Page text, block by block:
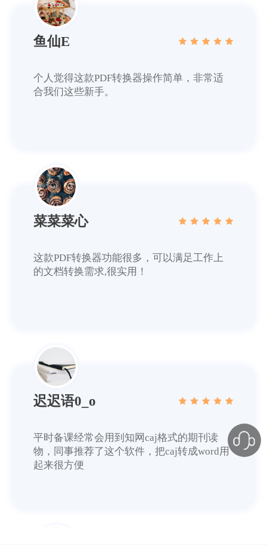
菜菜菜心
这款PDF转换器功能很多，可以满足工作上
的文档转换需求,很实用！
迟迟语0_o
平时备课经常会用到知网caj格式的期刊读
物，同事推荐了这个软件，把caj转成word用
浪里小白龙
经常接触PDF文档的我，这款PDF转换器就是
我的工作好伙伴，解决了不少工作难题。